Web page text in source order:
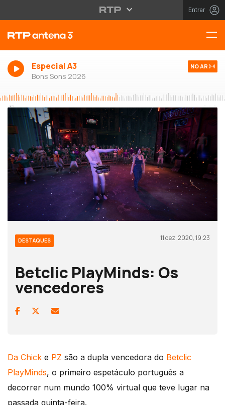
Entrar
Especial A3
Bons Sons 2026
NO AR
DESTAQUES 11 dez, 2020, 19:23
Betclic PlayMinds: Os
vencedores
Da Chick e PZ são a dupla vencedora do Betclic
PlayMinds, o primeiro espetáculo português a
decorrer num mundo 100% virtual que teve lugar na
passada quinta-feira.